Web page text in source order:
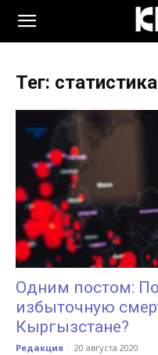
KLOOP.KG
Новости
Кыргызстана
Тег:
Одним постом:
избыточную
Кыргызстане?
Редакция - 20 августа 2020